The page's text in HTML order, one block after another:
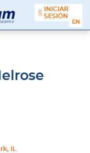
INICIAR
SESIÓN
IL